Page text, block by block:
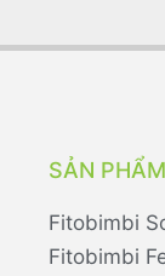
SẢN PHẨM
Fitobimbi
Fitobimbi